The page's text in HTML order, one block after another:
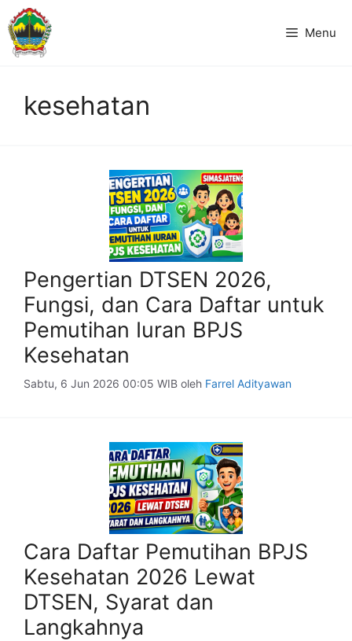
Langsung
ke
Menu
kesehatan
Pengertian DTSEN 2026,
Fungsi, dan Cara Daftar untuk
Pemutihan Iuran BPJS
Kesehatan
Sabtu, 6 Jun 2026 00:05 WIB oleh Farrel Adityawan
Cara Daftar Pemutihan BPJS
Kesehatan 2026 Lewat
DTSEN, Syarat dan
Langkahnya